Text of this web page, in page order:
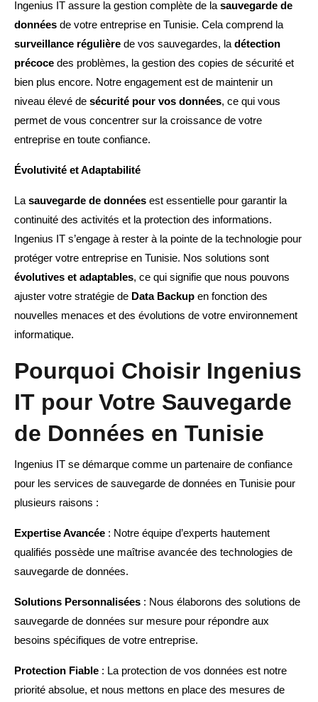
Ingenius IT assure la gestion complète de la sauvegarde de
données de votre entreprise en Tunisie. Cela comprend la
surveillance régulière de vos sauvegardes, la détection
précoce des problèmes, la gestion des copies de sécurité et
bien plus encore. Notre engagement est de maintenir un
niveau élevé de sécurité pour vos données, ce qui vous
permet de vous concentrer sur la croissance de votre
entreprise en toute confiance.
Évolutivité et Adaptabilité
La sauvegarde de données est essentielle pour garantir la
continuité des activités et la protection des informations.
Ingenius IT s’engage à rester à la pointe de la technologie pour
protéger votre entreprise en Tunisie. Nos solutions sont
évolutives et adaptables, ce qui signifie que nous pouvons
ajuster votre stratégie de Data Backup en fonction des
nouvelles menaces et des évolutions de votre environnement
informatique.
Pourquoi Choisir Ingenius
IT pour Votre Sauvegarde
de Données en Tunisie
Ingenius IT se démarque comme un partenaire de confiance
pour les services de sauvegarde de données en Tunisie pour
plusieurs raisons :
Expertise Avancée : Notre équipe d’experts hautement
qualifiés possède une maîtrise avancée des technologies de
sauvegarde de données.
Solutions Personnalisées : Nous élaborons des solutions de
sauvegarde de données sur mesure pour répondre aux
besoins spécifiques de votre entreprise.
Protection Fiable : La protection de vos données est notre
priorité absolue, et nous mettons en place des mesures de